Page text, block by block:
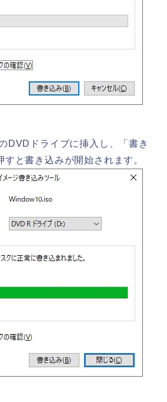
DVDドライブに挿入し、「書き
と書き込みが開始されます。